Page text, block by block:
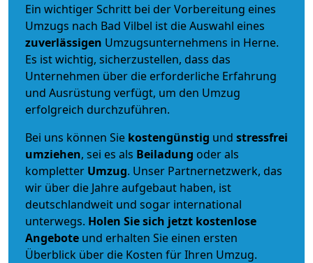
Ein wichtiger Schritt bei der Vorbereitung eines
Umzugs nach Bad Vilbel ist die Auswahl eines
zuverlässigen Umzugsunternehmens in Herne.
Es ist wichtig, sicherzustellen, dass das
Unternehmen über die erforderliche Erfahrung
und Ausrüstung verfügt, um den Umzug
erfolgreich durchzuführen.
Bei uns können Sie kostengünstig und stressfrei
umziehen, sei es als Beiladung oder als
kompletter Umzug. Unser Partnernetzwerk, das
wir über die Jahre aufgebaut haben, ist
deutschlandweit und sogar international
unterwegs. Holen Sie sich jetzt kostenlose
Angebote und erhalten Sie einen ersten
Überblick über die Kosten für Ihren Umzug.